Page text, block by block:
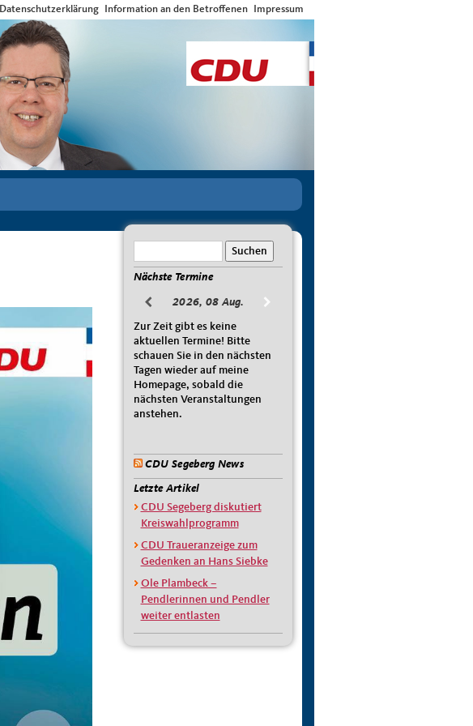
Datenschutzerklärung Information an den Betroffenen Impressum
Nächste Termine
2026, 08 Aug.
Zur Zeit gibt es keine
aktuellen Termine! Bitte
schauen Sie in den nächsten
Tagen wieder auf meine
Homepage, sobald die
nächsten Veranstaltungen
anstehen.
CDU Segeberg News
Letzte Artikel
CDU Segeberg diskutiert
Kreiswahlprogramm
CDU Traueranzeige zum
Gedenken an Hans Siebke
Ole Plambeck –
Pendlerinnen und Pendler
weiter entlasten